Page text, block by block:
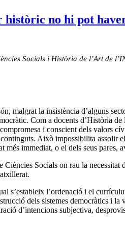
històric no hi pot
Socials i Història de l’Art de
malgrat la insistència d’alguns
Com a docents d’Història
i conscient dels valors
Això impossibilita assolir
més immediat, o el dels seus pares,
Socials on rau la
s’estableix l’ordenació i el
dels sistemes democràtics i
d’intencions subjectiva,